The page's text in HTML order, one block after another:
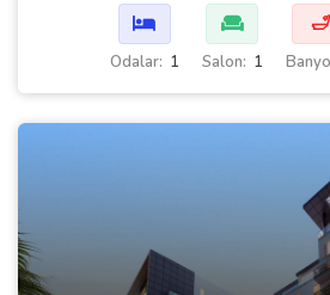
Odalar: 1 Salon: 1
🛁